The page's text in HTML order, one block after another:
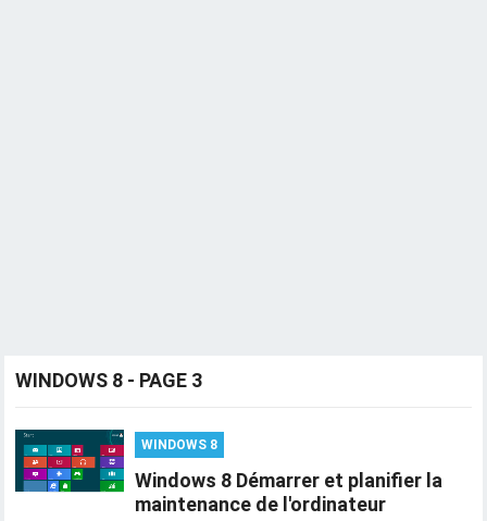
WINDOWS 8 - PAGE 3
WINDOWS 8
Windows 8 Démarrer et planifier la
maintenance de l'ordinateur